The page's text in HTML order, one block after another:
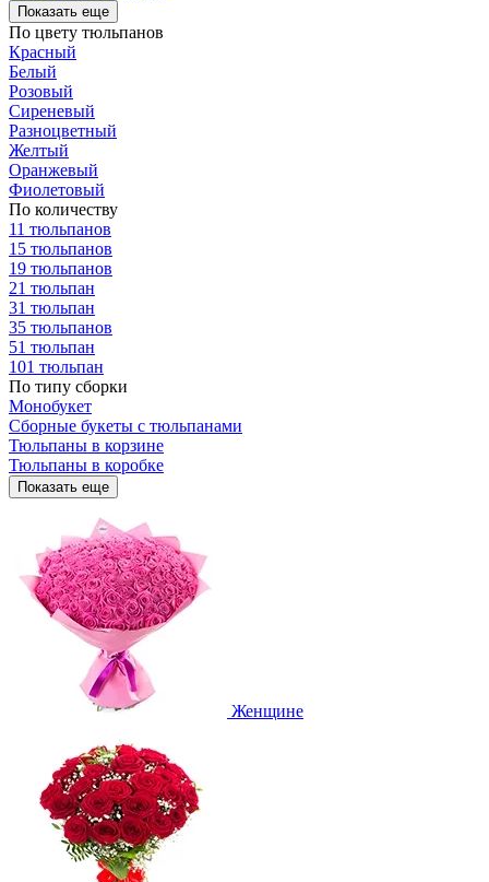
Показать еще
По цвету тюльпанов
Красный
Белый
Розовый
Сиреневый
Разноцветный
Желтый
Оранжевый
Фиолетовый
По количеству
11 тюльпанов
15 тюльпанов
19 тюльпанов
21 тюльпан
31 тюльпан
35 тюльпанов
51 тюльпан
101 тюльпан
По типу сборки
Монобукет
Сборные букеты с тюльпанами
Тюльпаны в корзине
Тюльпаны в коробке
Показать еще
Женщине